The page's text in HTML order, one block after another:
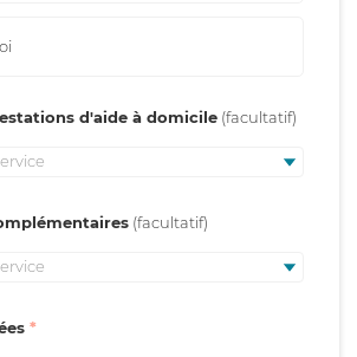
d'aide à domicile